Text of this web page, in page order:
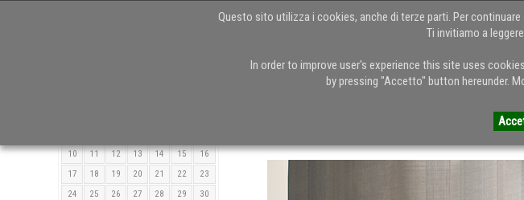
Questo sito utilizza i cookies, anche di terze parti. Per
Ti invitiamo a
In order to improve user's experience this site uses
by pressing "Accetto" button hereunder.
10
11 12 13 14 15
16
17
18 19 20 21 22
23
24
25 26 27 28 29
30
Torna alla Home del Blog
Nobili Rubinetterie: serie MOVE Teknobili